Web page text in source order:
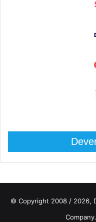
© Copyright 2008 / 2026,
Company.